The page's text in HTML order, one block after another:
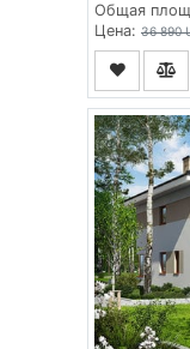
Общая
Цена: 36 890